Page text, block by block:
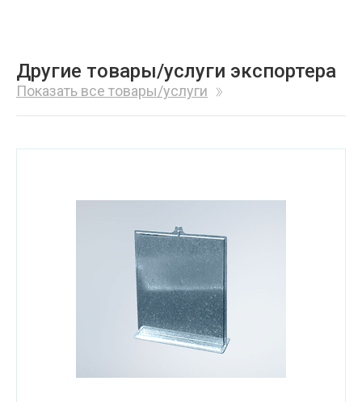
Другие товары/услуги экспортера
Показать все товары/услуги